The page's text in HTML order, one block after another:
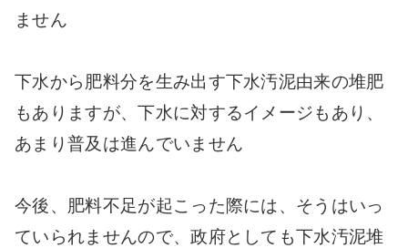
ません
下水から肥料分を生み出す下水汚泥由来の堆肥
もありますが、下水に対するイメージもあり、
あまり普及は進んでいません
今後、肥料不足が起こった際には、そうはいっ
ていられませんので、政府としても下水汚泥堆